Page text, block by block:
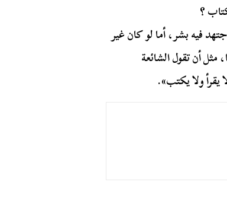
؟
فيه بشر، أما لو كان غير
أن تقول الشائعة
يقرأ ولا يكتب».